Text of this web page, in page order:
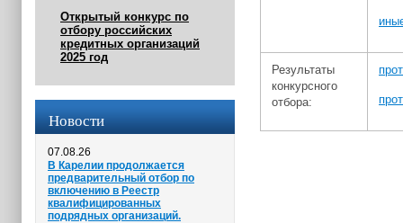
Открытый конкурс по
отбору российских
кредитных организаций
2025 год
Новости
07.08.26
В Карелии продолжается
предварительный отбор по
включению в Реестр
квалифицированных
подрядных организаций.
Результаты
конкурсного
отбора: